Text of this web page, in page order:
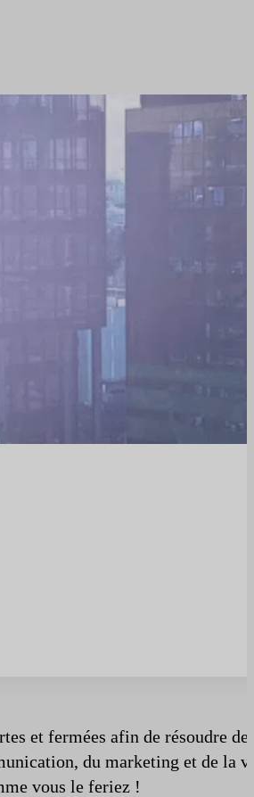
et fermées afin de résoudre
du marketing et de la
vous le feriez !